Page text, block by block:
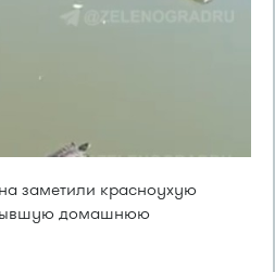
заметили красноухую
домашнюю